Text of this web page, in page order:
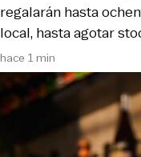
hace 1 min
regalarán hasta
local, hasta agotar